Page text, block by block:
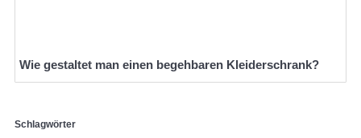
Wie gestaltet man einen begehbaren Kleiderschrank?
Schlagwörter